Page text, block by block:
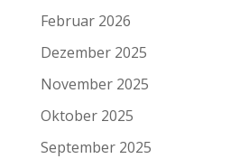
Februar 2026
Dezember 2025
November 2025
Oktober 2025
September 2025